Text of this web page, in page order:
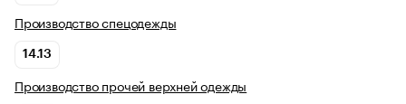
Производство спецодежды
14.13
Производство прочей верхней одежды